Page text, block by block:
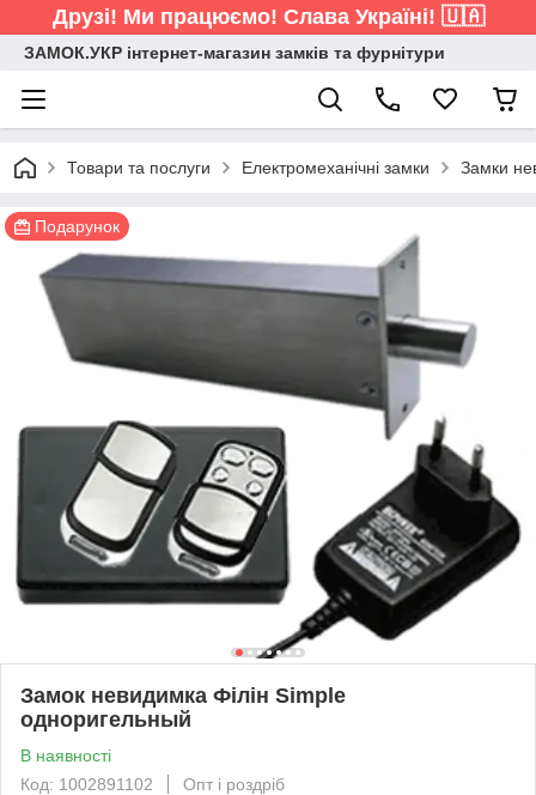
Друзі! Ми працюємо! Слава Україні! 🇺🇦
ЗАМОК.УКР інтернет-магазин замків та фурнітури
Товари та послуги Електромеханічні замки Замки
Подарунок
Замок невидимка Філін Simple
одноригельный
В наявності
Код: 1002891102
Опт і роздріб